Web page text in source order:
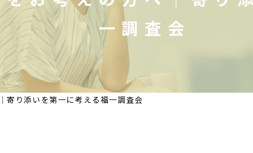
一調査会
寄り添いを第一に考える福一調査会